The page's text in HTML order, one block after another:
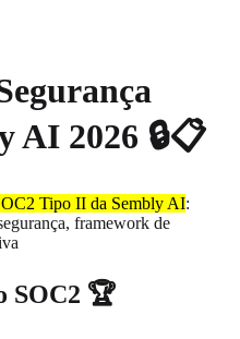
AI 2026 🔒📋
Tipo II da Sembly AI:
framework de
SOC2 🏆